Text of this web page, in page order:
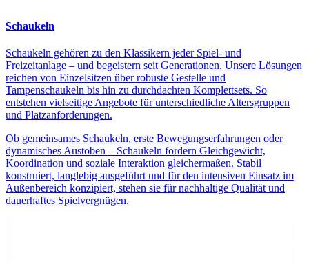
Schaukeln
Schaukeln gehören zu den Klassikern jeder Spiel- und
Freizeitanlage – und begeistern seit Generationen. Unsere Lösungen
reichen von Einzelsitzen über robuste Gestelle und
Tampenschaukeln bis hin zu durchdachten Komplettsets. So
entstehen vielseitige Angebote für unterschiedliche Altersgruppen
und Platzanforderungen.
Ob gemeinsames Schaukeln, erste Bewegungserfahrungen oder
dynamisches Austoben – Schaukeln fördern Gleichgewicht,
Koordination und soziale Interaktion gleichermaßen. Stabil
konstruiert, langlebig ausgeführt und für den intensiven Einsatz im
Außenbereich konzipiert, stehen sie für nachhaltige Qualität und
dauerhaftes Spielvergnügen.